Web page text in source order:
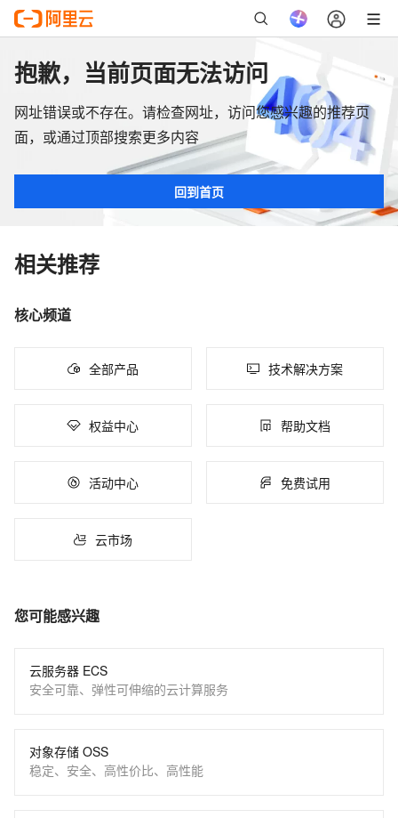
抱歉，当前页面无法访问
网址错误或不存在。请检查网址，访问您感兴趣的推荐页
面，或通过顶部搜索更多内容
回到首页
相关推荐
核心频道
全部产品 技术解决方案
权益中心 帮助文档
活动中心 免费试用
云市场
您可能感兴趣
云服务器 ECS
安全可靠、弹性可伸缩的云计算服务
对象存储 OSS
稳定、安全、高性价比、高性能